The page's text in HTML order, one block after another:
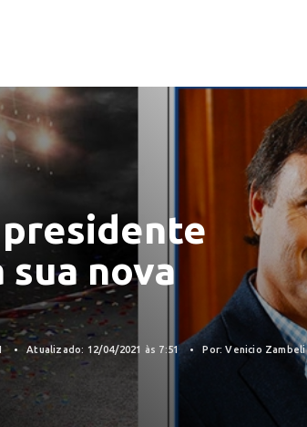
presidente
sua nova
Atualizado: 12/04/2021 às 7:51 Por: Venicio Zambeli